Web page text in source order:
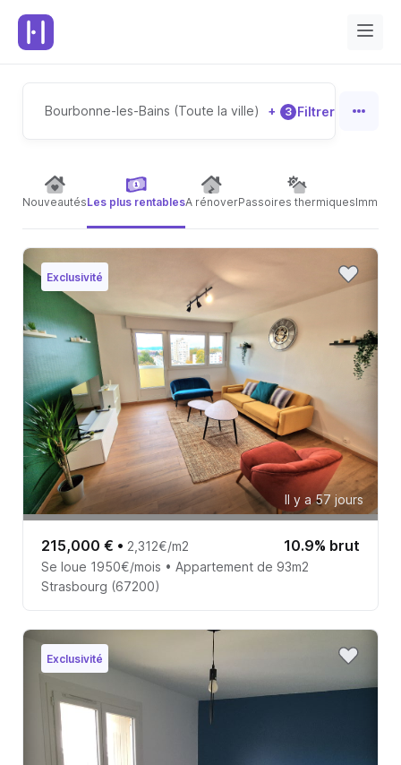
Bourbonne-les-Bains (Toute la ville) + 3 Filtrer
NouveautésLes plus rentablesA rénoverPassoires thermiques
Exclusivité
Il y a 57 jours
215,000 € • 2,312€/m2 10.9% brut
Se loue 1950€/mois • Appartement de 93m2
Strasbourg (67200)
Exclusivité